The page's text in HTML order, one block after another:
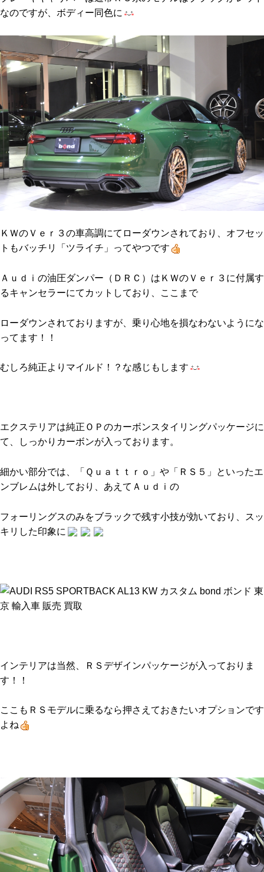
なのですが、ボディー同色に
ＫＷのＶｅｒ３の車高調にてローダウンされており、オフセッ
トもバッチリ「ツライチ」ってやつです
Ａｕｄｉの油圧ダンパー（ＤＲＣ）はＫＷのＶｅｒ３に付属す
るキャンセラーにてカットしており、ここまで
ローダウンされておりますが、乗り心地を損なわないようにな
ってます！！
むしろ純正よりマイルド！？な感じもします
エクステリアは純正ＯＰのカーボンスタイリングパッケージに
て、しっかりカーボンが入っております。
細かい部分では、「Ｑｕａｔｔｒｏ」や「ＲＳ５」といったエ
ンブレムは外しており、あえてＡｕｄｉの
フォーリングスのみをブラックで残す小技が効いており、スッ
キリした印象に
インテリアは当然、ＲＳデザインパッケージが入っておりま
す！！
ここもＲＳモデルに乗るなら押さえておきたいオプションです
よね